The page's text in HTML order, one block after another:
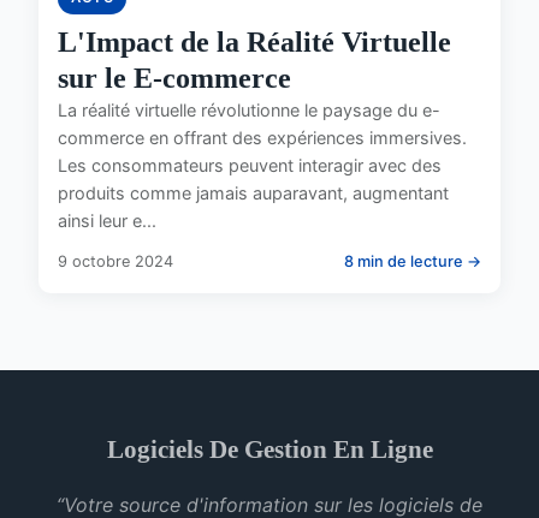
L'Impact de la Réalité Virtuelle
sur le E-commerce
La réalité virtuelle révolutionne le paysage du e-
commerce en offrant des expériences immersives.
Les consommateurs peuvent interagir avec des
produits comme jamais auparavant, augmentant
ainsi leur e...
9 octobre 2024 8 min de lecture →
Logiciels De Gestion En Ligne
“Votre source d'information sur les logiciels de